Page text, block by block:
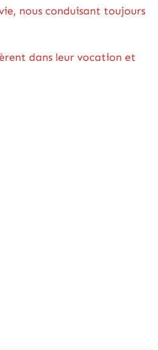
nous conduisant toujours
dans leur vocation et